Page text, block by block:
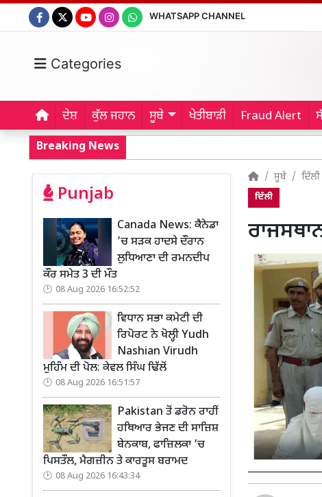
WHATSAPP CHANNEL
Categories
ਦੇਸ਼ ਕੁੱਲ ਜਹਾਨ ਸੂਬੇ ਖੇਤੀਬਾੜੀ Fraud Alert
Breaking News
Punjab
Canada News: ਕੈਨੇਡਾ
’ਚ ਸੜਕ ਹਾਦਸੇ ਦੌਰਾਨ
ਲੁਧਿਆਣਾ ਦੀ ਰਮਨਦੀਪ
ਕੌਰ ਸਮੇਤ 3 ਦੀ ਮੌਤ
08 Aug 2026 16:52:52
ਵਿਧਾਨ ਸਭਾ ਕਮੇਟੀ ਦੀ
ਰਿਪੋਰਟ ਨੇ ਖੋਲ੍ਹੀ Yudh
Nashian Virudh
ਮੁਹਿੰਮ ਦੀ ਪੋਲ: ਕੇਵਲ ਸਿੰਘ ਢਿੱਲੋਂ
08 Aug 2026 16:51:57
Pakistan ਤੋਂ ਡਰੋਨ ਰਾਹੀਂ
ਹਥਿਆਰ ਭੇਜਣ ਦੀ ਸਾਜ਼ਿਸ਼
ਬੇਨਕਾਬ, ਫਾਜ਼ਿਲਕਾ ’ਚ
ਪਿਸਤੌਲ, ਮੈਗਜ਼ੀਨ ਤੇ ਕਾਰਤੂਸ ਬਰਾਮਦ
08 Aug 2026 16:43:34
ਸੂਬੇ ਦਿੱਲੀ
ਦਿੱਲੀ